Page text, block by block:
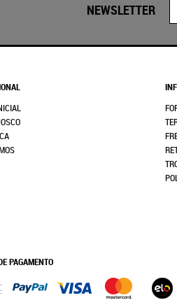
NEWSLETTER
PAGAMENTO